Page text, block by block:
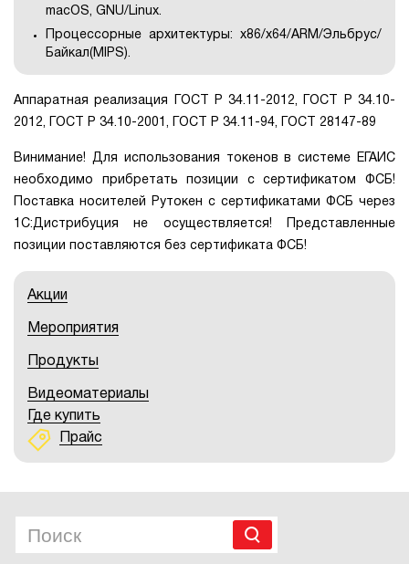
macOS, GNU/Linux.
Процессорные архитектуры: x86/x64/ARM/Эльбрус/
Байкал(MIPS).
Аппаратная реализация ГОСТ Р 34.11-2012, ГОСТ Р 34.10-
2012, ГОСТ Р 34.10-2001, ГОСТ Р 34.11-94, ГОСТ 28147-89
Винимание! Для использования токенов в системе ЕГАИС
необходимо прибретать позиции с сертификатом ФСБ!
Поставка носителей Рутокен с сертификатами ФСБ через
1С:Дистрибуция не осуществляется! Представленные
позиции поставляются без сертификата ФСБ!
Акции
Мероприятия
Продукты
Видеоматериалы
Где купить
Прайс